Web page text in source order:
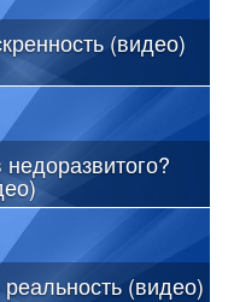
(видео)
(видео)